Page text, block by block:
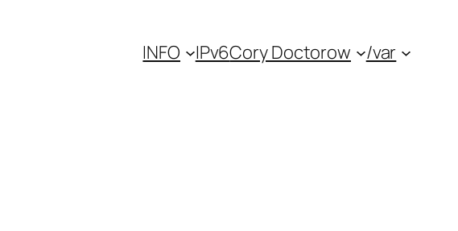
INFO IPv6Cory Doctorow /var